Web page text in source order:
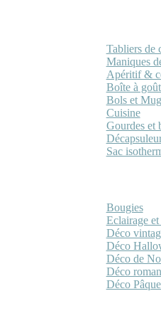
Tabliers de
Maniques
Apéritif &
Boîte à
Bols et
Cuisine
Gourdes et
Sac
Bougies
Eclairage et
Déco
Déco
Déco de
Déco
Déco